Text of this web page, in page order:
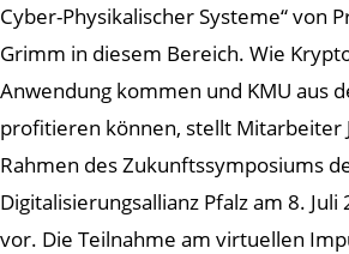
Cyber-Physikalischer Systeme“ von
Grimm in diesem Bereich. Wie
Anwendung kommen und KMU aus
profitieren können, stellt Mitarbeiter
Rahmen des Zukunftssymposiums
Digitalisierungsallianz Pfalz am 8.
vor. Die Teilnahme am virtuellen